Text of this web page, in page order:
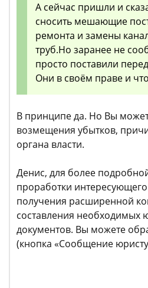
А сейчас пришли и
сносить мешающие
ремонта и замены
труб.Но заранее не
просто поставили
Они в своём праве и
В принципе да. Но Вы
возмещения убытков,
органа власти.
Денис, для более
проработки
получения расширенной
составления необходимых
документов. Вы можете
(кнопка «Сообщение